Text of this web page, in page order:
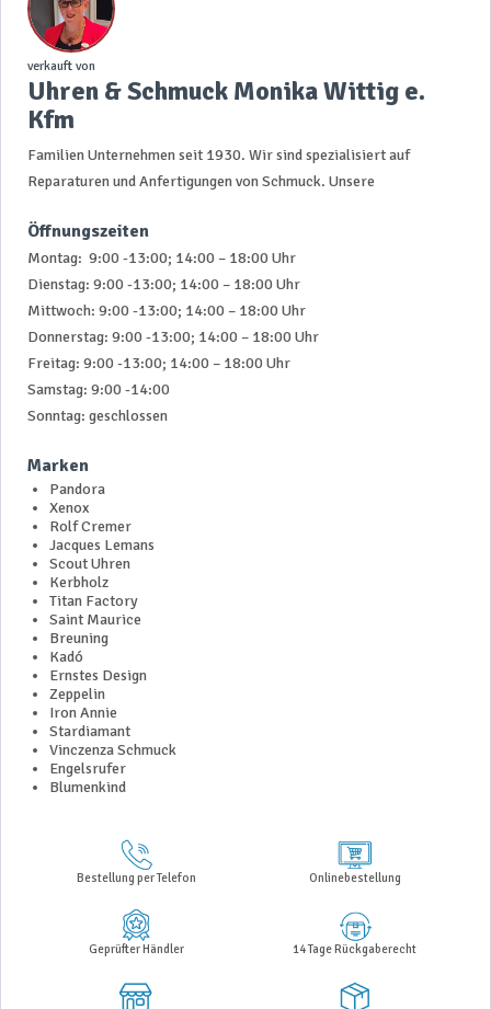
verkauft von
Uhren & Schmuck Monika Wittig e.
Kfm
Familien Unternehmen seit 1930. Wir sind spezialisiert auf
Reparaturen und Anfertigungen von Schmuck. Unsere
Öffnungszeiten
Montag: 9:00 -13:00; 14:00 – 18:00 Uhr
Dienstag: 9:00 -13:00; 14:00 – 18:00 Uhr
Mittwoch: 9:00 -13:00; 14:00 – 18:00 Uhr
Donnerstag: 9:00 -13:00; 14:00 – 18:00 Uhr
Freitag: 9:00 -13:00; 14:00 – 18:00 Uhr
Samstag: 9:00 -14:00
Sonntag: geschlossen
Marken
Pandora
Xenox
Rolf Cremer
Jacques Lemans
Scout Uhren
Kerbholz
Titan Factory
Saint Maurice
Breuning
Kadó
Ernstes Design
Zeppelin
Iron Annie
Stardiamant
Vinczenza Schmuck
Engelsrufer
Blumenkind
Bestellung per Telefon Onlinebestellung
Geprüfter Händler 14 Tage Rückgaberecht